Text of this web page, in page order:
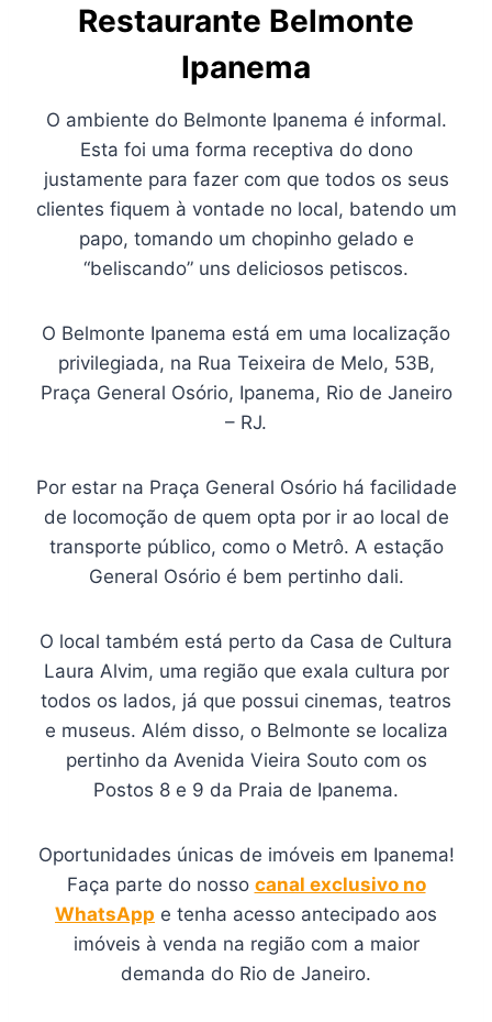
Restaurante Belmonte
Ipanema
O ambiente do Belmonte Ipanema é informal.
Esta foi uma forma receptiva do dono
justamente para fazer com que todos os seus
clientes fiquem à vontade no local, batendo um
papo, tomando um chopinho gelado e
“beliscando” uns deliciosos petiscos.
O Belmonte Ipanema está em uma localização
privilegiada, na Rua Teixeira de Melo, 53B,
Praça General Osório, Ipanema, Rio de Janeiro
– RJ.
Por estar na Praça General Osório há facilidade
de locomoção de quem opta por ir ao local de
transporte público, como o Metrô. A estação
General Osório é bem pertinho dali.
O local também está perto da Casa de Cultura
Laura Alvim, uma região que exala cultura por
todos os lados, já que possui cinemas, teatros
e museus. Além disso, o Belmonte se localiza
pertinho da Avenida Vieira Souto com os
Postos 8 e 9 da Praia de Ipanema.
Oportunidades únicas de imóveis em Ipanema!
Faça parte do nosso canal exclusivo no
WhatsApp e tenha acesso antecipado aos
imóveis à venda na região com a maior
demanda do Rio de Janeiro.